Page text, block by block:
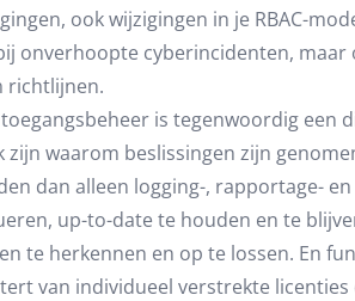
ook wijzigingen in je RBAC-
onverhoopte cyberincidenten,
richtlijnen.
is tegenwoordig een
waarom beslissingen zijn
dan alleen logging-, rapportage-
up-to-date te houden en te
te herkennen en op te lossen. En
van individueel verstrekte licenties